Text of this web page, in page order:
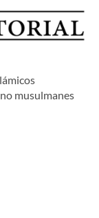
musulmanes